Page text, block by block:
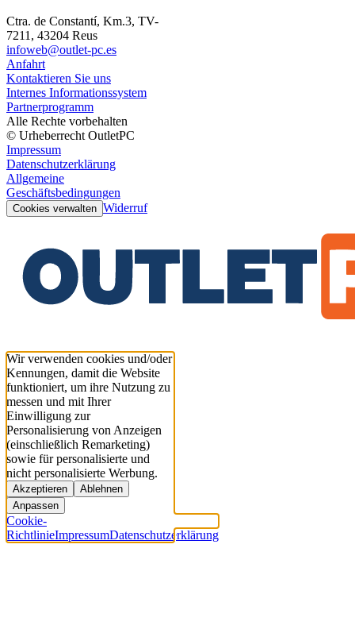
Ctra. de Constantí, Km.3, TV-
7211, 43204 Reus
infoweb@outlet-pc.es
Anfahrt
Kontaktieren Sie uns
Internes Informationssystem
Partnerprogramm
Alle Rechte vorbehalten
© Urheberrecht OutletPC
Impressum
Datenschutzerklärung
Allgemeine
Geschäftsbedingungen
Cookies verwalten Widerruf
Wir verwenden cookies und/oder
Kennungen, damit die Website
funktioniert, um ihre Nutzung zu
messen und mit Ihrer
Einwilligung zur
Personalisierung von Anzeigen
(einschließlich Remarketing)
sowie für personalisierte und
nicht personalisierte Werbung.
Akzeptieren
Ablehnen
Anpassen
Cookie-
RichtlinieImpressumDatenschutzerklärung